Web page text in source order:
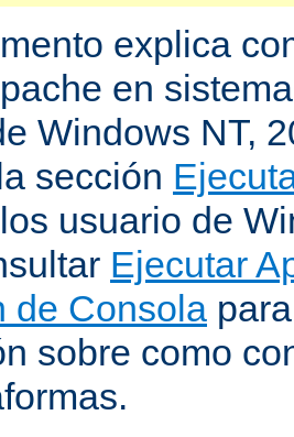
explica
en
Windows NT,
sección
usuario de
Ejecutar
de Consola
sobre como